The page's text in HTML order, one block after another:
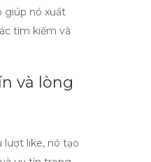
giúp nó xuất
tìm kiếm và
và lòng
lượt like, nó tạo